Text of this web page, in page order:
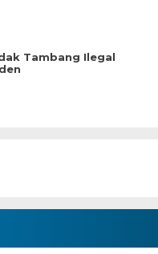
Tambang Ilegal